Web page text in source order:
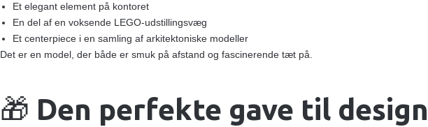
Et elegant element på kontoret
En del af en voksende LEGO‑udstillingsvæg
Et centerpiece i en samling af arkitektoniske modeller
Det er en model, der både er smuk på afstand og fascinerende tæt på.
🎁 Den perfekte gave til